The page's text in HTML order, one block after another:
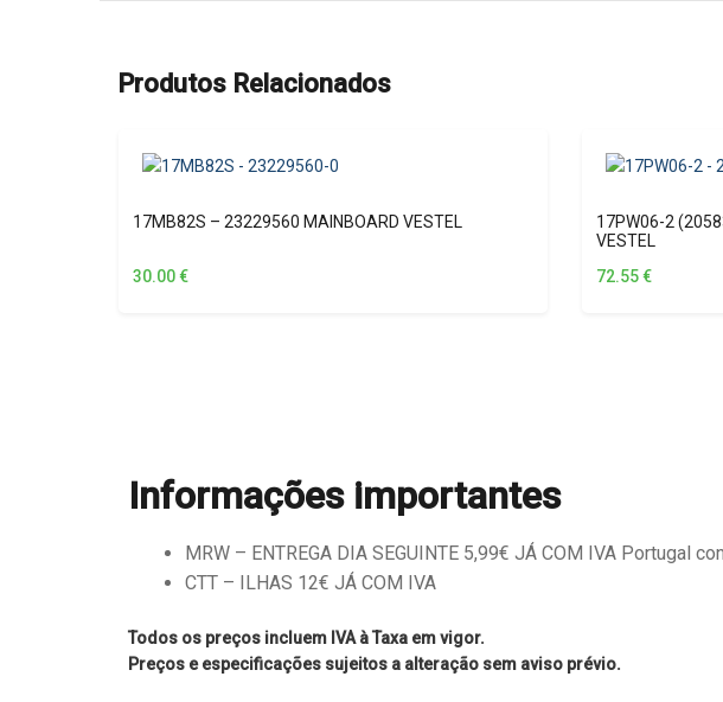
Produtos Relacionados
17MB82S – 23229560 MAINBOARD VESTEL
30.00€
17PW06-2
VESTEL
72.55€
Informações importantes
MRW – ENTREGA DIA SEGUINTE 5,99€ JÁ COM IVA Portugal
CTT – ILHAS 12€ JÁ COM IVA
Todos os preços incluem IVA à Taxa em vigor.
Preços e especificações sujeitos a alteração sem aviso prévio.